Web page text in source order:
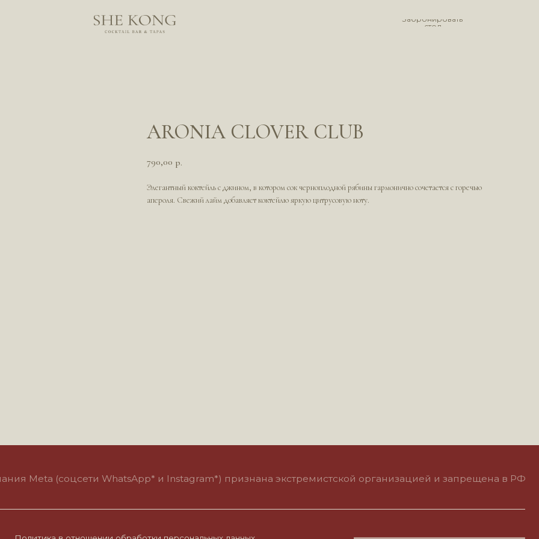
Забронировать
стол
ARONIA CLOVER CLUB
790,00 р.
Элегантный коктейль с джином, в котором сок черноплодной рябины гармонично сочетается с горечью
апероля. Свежий лайм добавляет коктейлю яркую цитрусовую ноту.
в отношении обработки персональных данных